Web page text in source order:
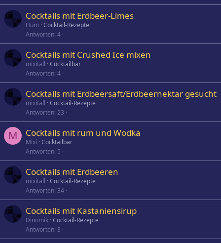
Cocktails mit Erdbeer-Limes
Hum Cocktail-Rezepte
Antworten 4
Cocktails mit Crushed Ice mixen
mixitall Cocktailbar
Antworten 4
Cocktails mit Erdbeersaft/Erdbeernektar gesucht
mixitall Cocktail-Rezepte
Antworten 23
M Cocktails mit rum und Wodka
Mixi Cocktailbar
Antworten 5
Cocktails mit Erdbeeren
mixitall Cocktail-Rezepte
Antworten 34
Cocktails mit Kastaniensirup
Dinomik Cocktail-Rezepte
Antworten 3